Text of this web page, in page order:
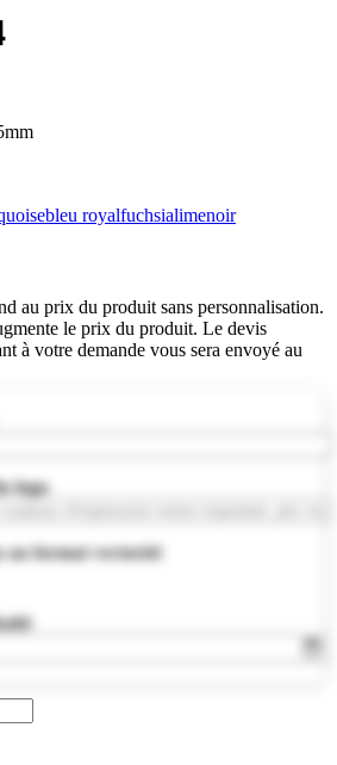
bleu royalfuchsialimenoir
au prix du produit sans personnalisation.
le prix du produit. Le devis
à votre demande vous sera envoyé au
logo
au format vectoriel